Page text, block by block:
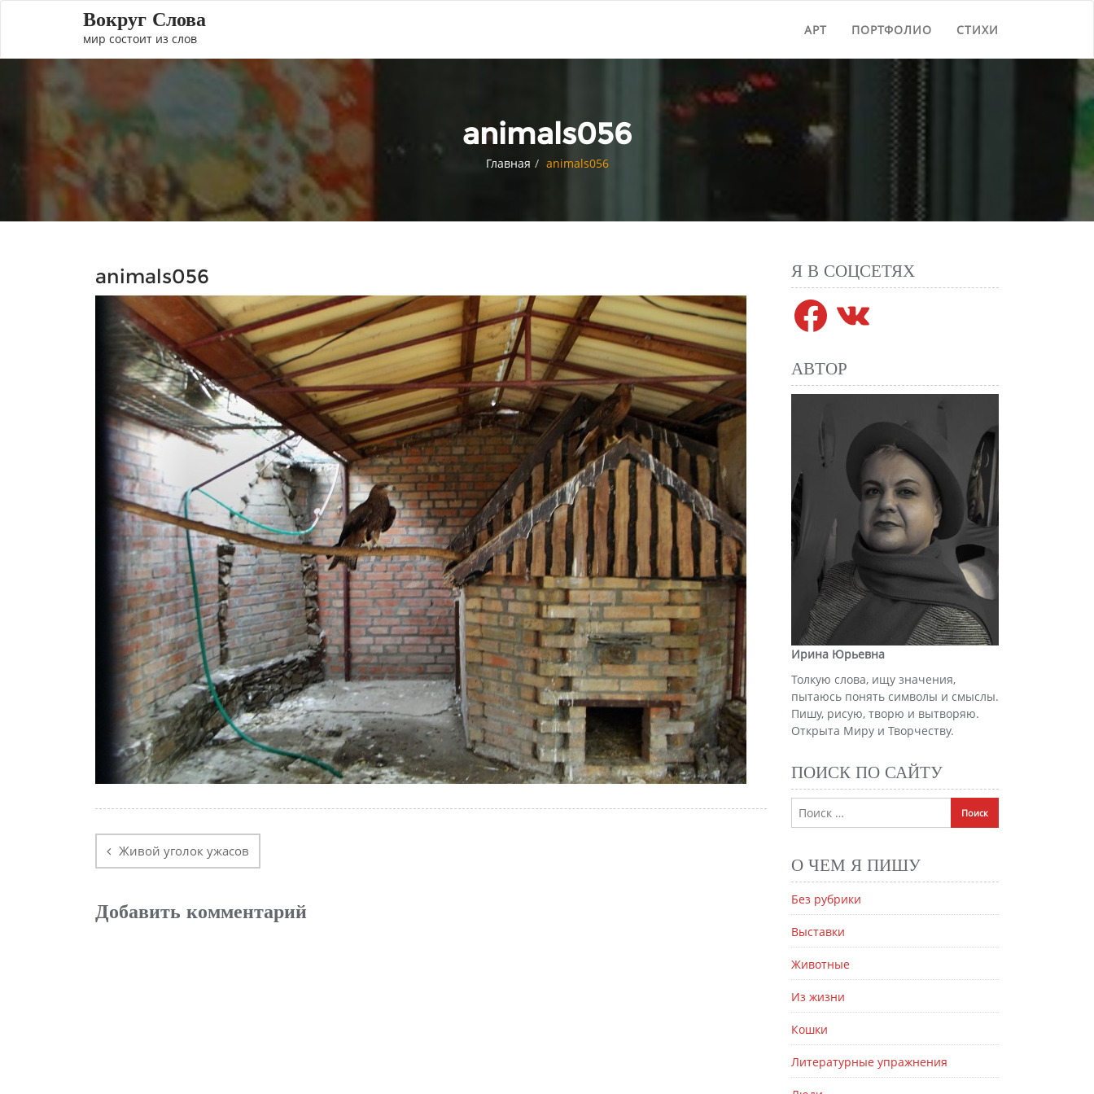
Вокруг Слова
мир состоит из слов
АРТ ПОРТФОЛИО СТИХИ
animals056
Главная animals056
animals056
поЖивой уголок ужасов
Добавить комментарий
Я В СОЦСЕТЯХ
Facebook
АВТОР
Ирина Юрьевна
Толкую слова, ищу значения,
пытаюсь понять символы и смыслы.
Пишу, рисую, творю и вытворяю.
Открыта Миру и Творчеству.
ПОИСК ПО САЙТУ
О ЧЕМ Я ПИШУ
Без рубрики
Выставки
Животные
Из жизни
Кошки
Литературные упражнения